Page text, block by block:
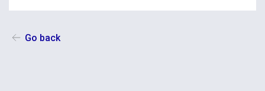
Go back